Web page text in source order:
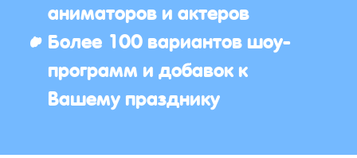
аниматоров и актеров
Более 100 вариантов шоу-
программ и добавок к
Вашему празднику